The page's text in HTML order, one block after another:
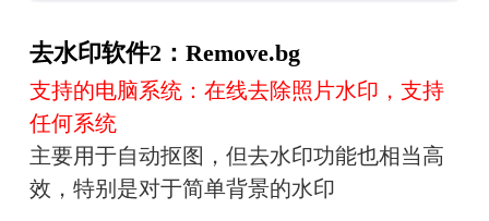
去水印软件2：Remove.bg
支持的电脑系统：在线去除照片水印，支持
任何系统
主要用于自动抠图，但去水印功能也相当高
效，特别是对于简单背景的水印